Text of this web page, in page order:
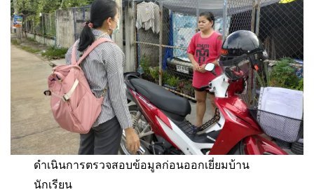
ดำเนินการตรวจสอบข้อมูลก่อนออกเยี่ยมบ้าน
นักเรียน